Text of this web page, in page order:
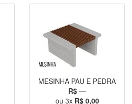
MESINHA PAU E PEDRA
R$ —
ou 3x R$ 0,00